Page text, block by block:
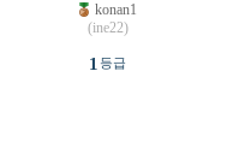
konan1
(ine22)
1 등급